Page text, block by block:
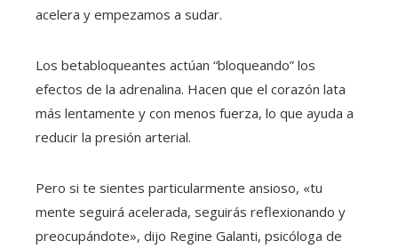
acelera y empezamos a sudar.
Los betabloqueantes actúan “bloqueando” los
efectos de la adrenalina. Hacen que el corazón lata
más lentamente y con menos fuerza, lo que ayuda a
reducir la presión arterial.
Pero si te sientes particularmente ansioso, «tu
mente seguirá acelerada, seguirás reflexionando y
preocupándote», dijo Regine Galanti, psicóloga de